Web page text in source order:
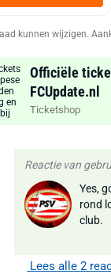
kunnen wijzigen.
Officiële
FCUpdate.nl
Ticketshop
Reactie van
Yes,
rond
club.
Lees alle 2